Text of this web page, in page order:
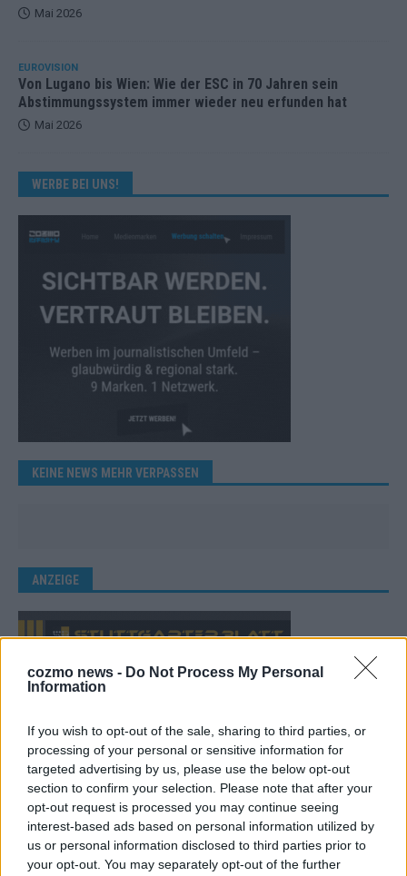
cozmo news - Do Not Process My Personal
Information
If you wish to opt-out of the sale, sharing to third parties, or
processing of your personal or sensitive information for
targeted advertising by us, please use the below opt-out
section to confirm your selection. Please note that after your
opt-out request is processed you may continue seeing
interest-based ads based on personal information utilized by
us or personal information disclosed to third parties prior to
your opt-out. You may separately opt-out of the further
Mai 2026
EUROVISION
Von Lugano bis Wien: Wie der ESC in 70 Jahren sein
Abstimmungssystem immer wieder neu erfunden hat
Mai 2026
WERBE BEI UNS!
KEINE NEWS MEHR VERPASSEN
ANZEIGE